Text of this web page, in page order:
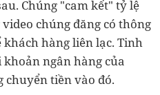
Chúng "cam kết" tỷ lệ
chúng đăng có thông
hàng liên lạc. Tinh
ngân hàng của
chuyển tiền vào đó.